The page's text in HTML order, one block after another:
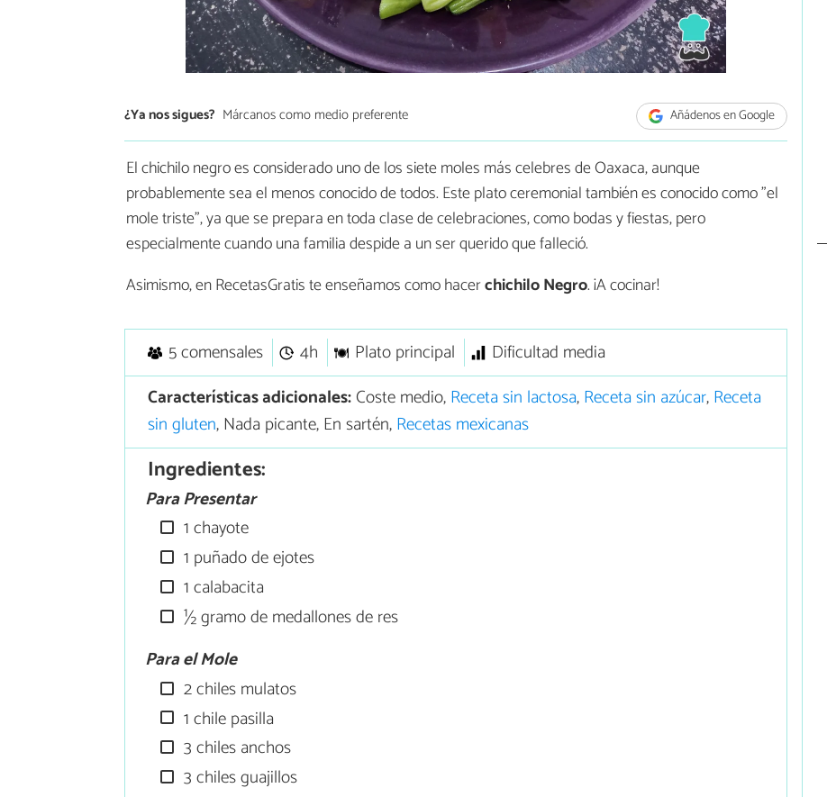
¿Ya nos sigues? Márcanos como medio preferente Añádenos en Google
El chichilo negro es considerado uno de los siete moles más celebres de Oaxaca, aunque
probablemente sea el menos conocido de todos. Este plato ceremonial también es conocido como "el
mole triste", ya que se prepara en toda clase de celebraciones, como bodas y fiestas, pero
especialmente cuando una familia despide a un ser querido que falleció.
Asimismo, en RecetasGratis te enseñamos como hacerchichilo Negro. ¡A cocinar!
5 comensales 4h Plato principal
Dificultad media
Características adicionales:Coste medio,Receta sin lactosa,Receta sin azúcar,Receta
sin gluten, Nada picante, En sartén,Recetas mexicanas
Ingredientes:
Para Presentar
1 chayote
1 puñado de ejotes
1 calabacita
½ gramo de medallones de res
Para el Mole
2 chiles mulatos
1 chile pasilla
3 chiles anchos
3 chiles guajillos